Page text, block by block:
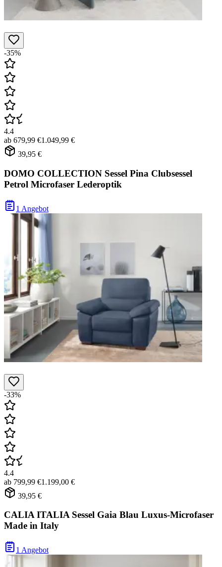
-35%
4.4
ab 679,99 €1.049,99 €
39,95 €
DOMO COLLECTION Sessel Pina Clubsessel
Petrol Microfaser Lederoptik
1 Angebot
-33%
4.4
ab 799,99 €1.199,00 €
39,95 €
CALIA ITALIA Sessel Gaia Blau Luxus-Microfaser
Made in Italy
1 Angebot